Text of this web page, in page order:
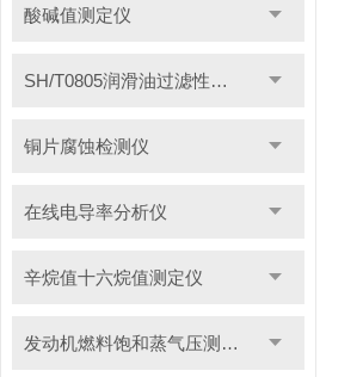
酸碱值测定仪
SH/T0805润滑油过滤性测定仪
铜片腐蚀检测仪
在线电导率分析仪
辛烷值十六烷值测定仪
发动机燃料饱和蒸气压测定仪